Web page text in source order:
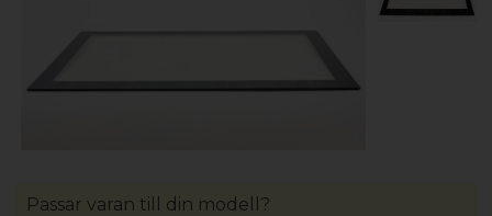
Passar varan till din modell?